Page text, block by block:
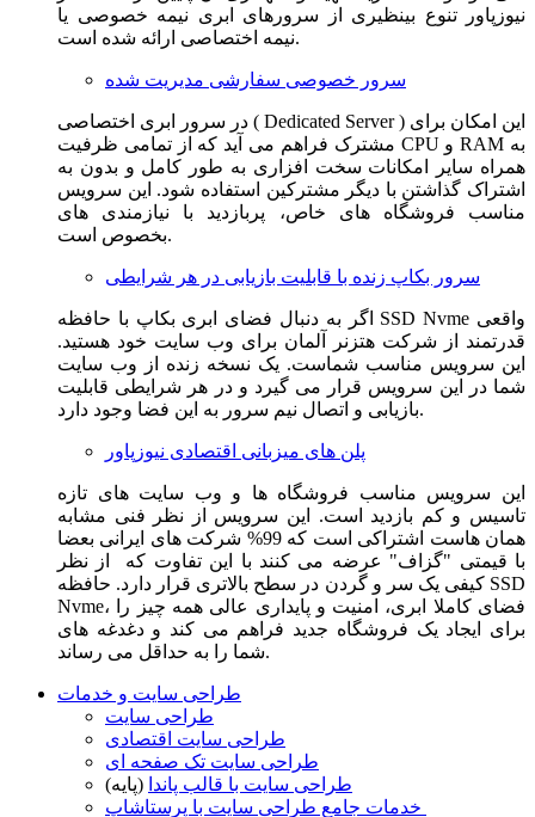
نیوزپاور تنوع بینظیری از سرورهای ابری نیمه خصوصی یا
نیمه اختصاصی ارائه شده است.
سرور خصوصی سفارشی مدیریت شده
در سرور ابری اختصاصی ( Dedicated Server ) این امکان برای
مشترک فراهم می آید که از تمامی ظرفیت CPU و RAM به
همراه سایر امکانات سخت افزاری به طور کامل و بدون به
اشتراک گذاشتن با دیگر مشترکین استفاده شود. این سرویس
مناسب فروشگاه های خاص، پربازدید با نیازمندی های
بخصوص است.
سرور بکاپ زنده با قابلیت بازیابی در هر شرایطی
اگر به دنبال فضای ابری بکاپ با حافظه SSD Nvme واقعی
قدرتمند از شرکت هتزنر آلمان برای وب سایت خود هستید.
این سرویس مناسب شماست. یک نسخه زنده از وب سایت
شما در این سرویس قرار می گیرد و در هر شرایطی قابلیت
بازیابی و اتصال نیم سرور به این فضا وجود دارد.
پلن های میزبانی اقتصادی نیوزپاور
این سرویس مناسب فروشگاه ها و وب سایت های تازه
تاسیس و کم بازدید است. این سرویس از نظر فنی مشابه
همان هاست اشتراکی است که 99% شرکت های ایرانی بعضا
با قیمتی "گزاف" عرضه می کنند با این تفاوت که از نظر
کیفی یک سر و گردن در سطح بالاتری قرار دارد. حافظه SSD
Nvme، فضای کاملا ابری، امنیت و پایداری عالی همه چیز را
برای ایجاد یک فروشگاه جدید فراهم می کند و دغدغه های
شما را به حداقل می رساند.
طراحی سایت و خدمات
طراحی سایت
طراحی سایت اقتصادی
طراحی سایت تک صفحه ای
طراحی سایت با قالب پاندا (پایه)